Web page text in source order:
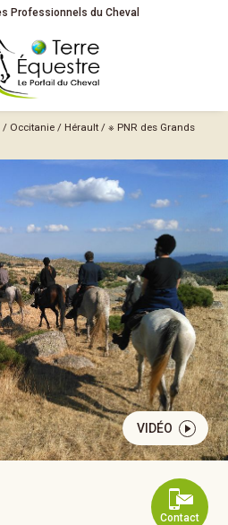
Professionnels du Cheval
/ Occitanie / Hérault /※ PNR des Grands
VIDÉO
Contact